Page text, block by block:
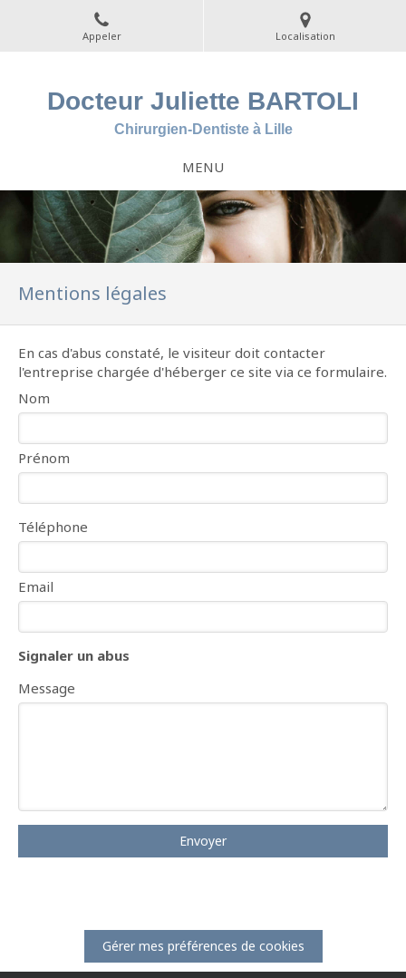
Appeler Localisation
Docteur Juliette BARTOLI
Chirurgien-Dentiste à Lille
MENU
Mentions légales
En cas d'abus constaté, le visiteur doit contacter
l'entreprise chargée d'héberger ce site via ce formulaire.
Nom
Prénom
Téléphone
Email
Signaler un abus
Message
Envoyer
Gérer mes préférences de cookies